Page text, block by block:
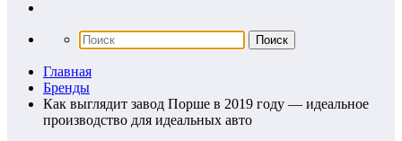
Главная
Бренды
Как выглядит завод Порше в 2019 году — идеальное
производство для идеальных авто